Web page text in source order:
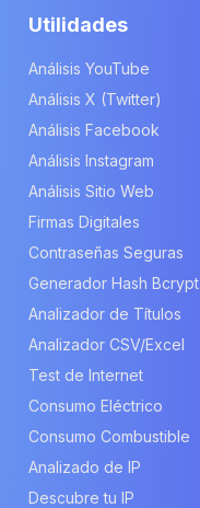
Utilidades
Análisis YouTube
Análisis X (Twitter)
Análisis Facebook
Análisis Instagram
Análisis Sitio Web
Firmas Digitales
Contraseñas Seguras
Generador Hash Bcrypt
Analizador de Títulos
Analizador CSV/Excel
Test de Internet
Consumo Eléctrico
Consumo Combustible
Analizado de IP
Descubre tu IP